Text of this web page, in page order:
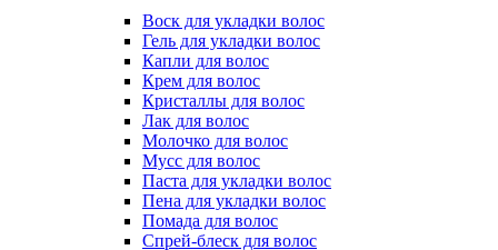
Воск для укладки волос
Гель для укладки волос
Капли для волос
Крем для волос
Кристаллы для волос
Лак для волос
Молочко для волос
Мусс для волос
Паста для укладки волос
Пена для укладки волос
Помада для волос
Спрей-блеск для волос